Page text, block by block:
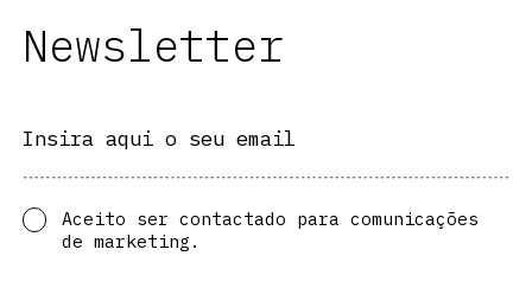
Newsletter
Insira aqui o seu email
Aceito ser contactado para comunicações
de marketing.